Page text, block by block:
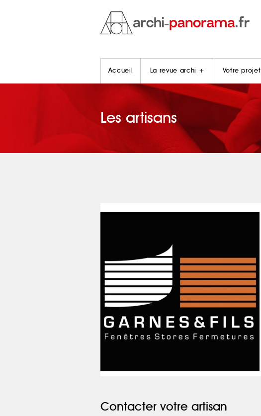
Accueil La revue archi + Votre projet
Les artisans
Contacter votre artisan